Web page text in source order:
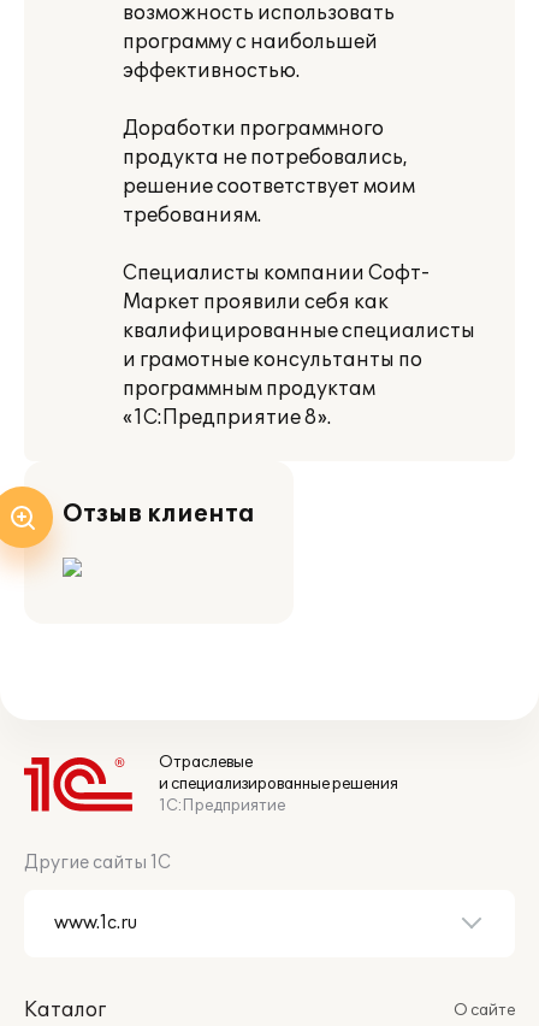
возможность использовать
программу с наибольшей
эффективностью.
Доработки программного
продукта не потребовались,
решение соответствует моим
требованиям.
Специалисты компании Софт-
Маркет проявили себя как
квалифицированные специалисты
и грамотные консультанты по
программным продуктам
«1С:Предприятие 8».
Отзыв клиента
Отраслевые
и специализированные решения
1С:Предприятие
Другие сайты 1С
Каталог
О сайте